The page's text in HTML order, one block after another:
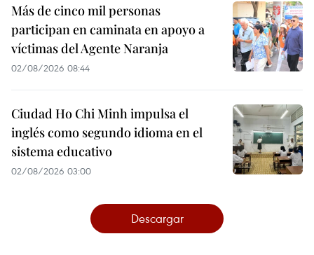
Más de cinco mil personas
participan en caminata en apoyo a
víctimas del Agente Naranja
02/08/2026 08:44
Ciudad Ho Chi Minh impulsa el
inglés como segundo idioma en el
sistema educativo
02/08/2026 03:00
Descargar